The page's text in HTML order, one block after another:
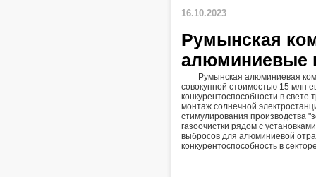
16.10.2023
Румынская
алюминиевые
Румынская алюминиевая
совокупной стоимостью 15 млн
конкурентоспособности в
монтаж солнечной
стимулирования производства
газоочистки рядом с
выбросов для алюминиевой
конкурентоспособность в